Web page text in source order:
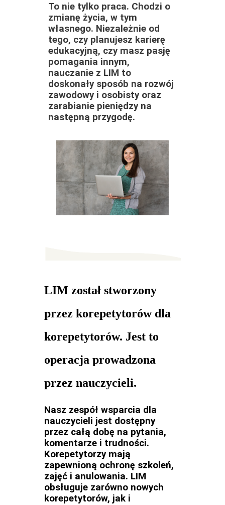
To nie tylko praca. Chodzi o
zmianę życia, w tym
własnego. Niezależnie od
tego, czy planujesz karierę
edukacyjną, czy masz pasję
pomagania innym,
nauczanie z LIM to
doskonały sposób na rozwój
zawodowy i osobisty oraz
zarabianie pieniędzy na
następną przygodę.
LIM został stworzony
przez korepetytorów dla
korepetytorów. Jest to
operacja prowadzona
przez nauczycieli.
Nasz zespół wsparcia dla
nauczycieli jest dostępny
przez całą dobę na pytania,
komentarze i trudności.
Korepetytorzy mają
zapewnioną ochronę szkoleń,
zajęć i anulowania. LIM
obsługuje zarówno nowych
korepetytorów, jak i